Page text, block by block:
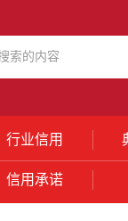
行业信用
信用承诺